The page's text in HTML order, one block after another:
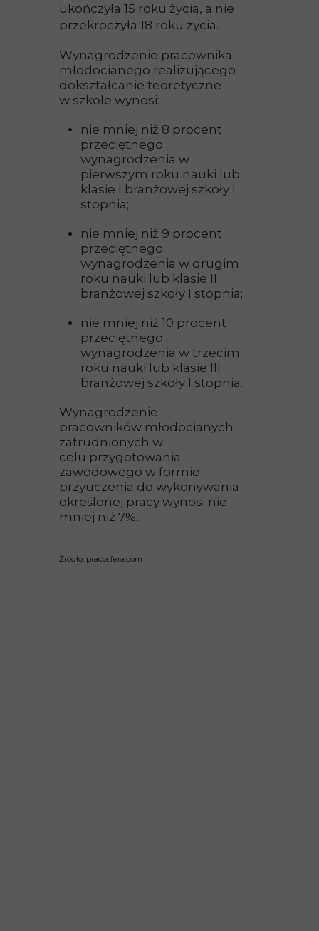
ukończyła 15 roku życia, a nie
przekroczyła 18 roku życia.
Wynagrodzenie pracownika
młodocianego realizującego
dokształcanie teoretyczne
w szkole wynosi:
nie mniej niż 8 procent
przeciętnego
wynagrodzenia w
pierwszym roku nauki lub
klasie I branżowej szkoły I
stopnia;
nie mniej niż 9 procent
przeciętnego
wynagrodzenia w drugim
roku nauki lub klasie II
branżowej szkoły I stopnia;
nie mniej niż 10 procent
przeciętnego
wynagrodzenia w trzecim
roku nauki lub klasie III
branżowej szkoły I stopnia.
Wynagrodzenie
pracowników młodocianych
zatrudnionych w
celu przygotowania
zawodowego w formie
przyuczenia do wykonywania
określonej pracy wynosi nie
mniej niż 7%.
Źródło: pracosfera.com